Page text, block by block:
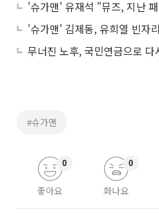
'슈가맨' 김제동, 유희열 빈자
무너진 노후, 국민연금으로 다
#슈가맨
좋아요
0
화나요
0